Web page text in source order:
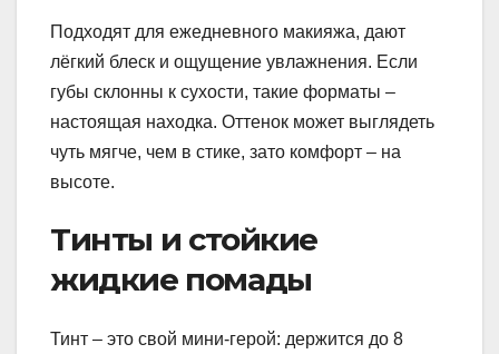
Подходят для ежедневного макияжа, дают
лёгкий блеск и ощущение увлажнения. Если
губы склонны к сухости, такие форматы –
настоящая находка. Оттенок может выглядеть
чуть мягче, чем в стике, зато комфорт – на
высоте.
Тинты и стойкие
жидкие помады
Тинт – это свой мини-герой: держится до 8